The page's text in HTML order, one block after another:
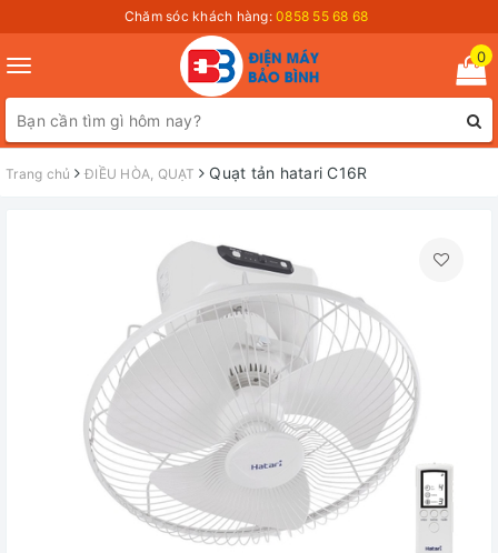
Chăm sóc khách hàng: 0858 55 68 68
Toggle
navigation
0
Trang chủ ĐIỀU HÒA, QUẠT Quạt tản hatari C16R